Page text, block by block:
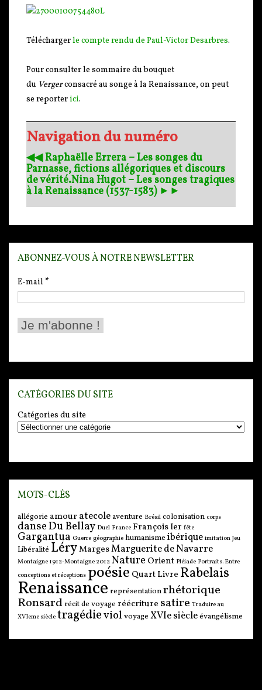
Téléchargerle compte rendu de Paul-Victor Desarbres.
Pour consulter le sommaire du bouquet
du Vergerconsacré au songe à la Renaissance, on peut
se reporter ici.
Navigation du numéro
◀︎◀︎ Raphaëlle Errera – Les songes du
Parnasse, fictions allégoriques et discours
de vérité.Nina Hugot – Les songes tragiques
à la Renaissance (1537-1583) ►►
ABONNEZ-VOUS À NOTRE NEWSLETTER
E-mail *
CATÉGORIES DU SITE
Catégories du site
MOTS-CLÉS
allégorie amour atecoleaventure Brésil colonisation corps
danseDu Bellay Duel France François Ier fête
Gargantua Guerre géographie humanisme ibérique imitation Jeu
Libéralité LéryMargesMarguerite de Navarre
Montaigne 1912-Montaigne 2012 Nature Orient Pléiade Portraits. Entre
conceptions et réceptions poésie Quart Livre Rabelais
Renaissance représentationrhétorique
Ronsardrécit de voyage réécriture satire Traduire au
XVIeme siècle tragédieviol voyage XVIe siècleévangélisme